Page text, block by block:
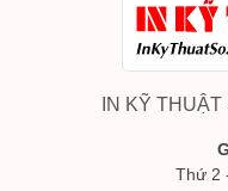
IN KỸ
Thứ 2